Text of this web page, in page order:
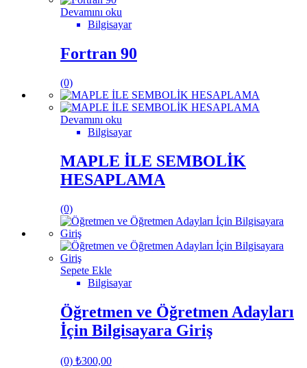
Devamını oku
Bilgisayar
Fortran 90
(0)
Devamını oku
Bilgisayar
MAPLE İLE SEMBOLİK
HESAPLAMA
(0)
Sepete Ekle
Bilgisayar
Öğretmen ve Öğretmen Adayları
İçin Bilgisayara Giriş
(0) ₺300,00